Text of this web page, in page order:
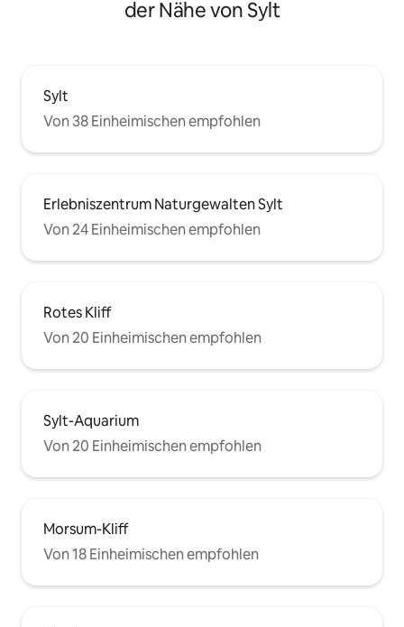
der Nähe von Sylt
Sylt
Von 38 Einheimischen empfohlen
Erlebniszentrum Naturgewalten Sylt
Von 24 Einheimischen empfohlen
Rotes Kliff
Von 20 Einheimischen empfohlen
Sylt-Aquarium
Von 20 Einheimischen empfohlen
Morsum-Kliff
Von 18 Einheimischen empfohlen